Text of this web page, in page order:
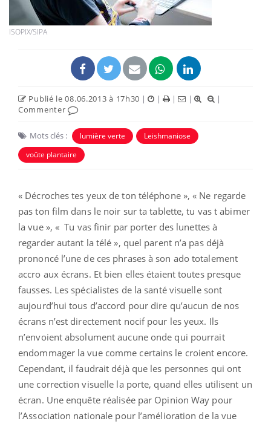
ISOPIX/SIPA
Publié le 08.06.2013 à 17h30 | | | |
|
Commenter
Mots clés : lumière verte
Leishmaniose
voûte plantaire
« Décroches tes yeux de ton téléphone », « Ne regarde
pas ton film dans le noir sur ta tablette, tu vas t abimer
la vue », « Tu vas finir par porter des lunettes à
regarder autant la télé », quel parent n’a pas déjà
prononcé l’une de ces phrases à son ado totalement
accro aux écrans. Et bien elles étaient toutes presque
fausses. Les spécialistes de la santé visuelle sont
aujourd’hui tous d’accord pour dire qu’aucun de nos
écrans n’est directement nocif pour les yeux. Ils
n’envoient absolument aucune onde qui pourrait
endommager la vue comme certains le croient encore.
Cependant, il faudrait déjà que les personnes qui ont
une correction visuelle la porte, quand elles utilisent un
écran. Une enquête réalisée par Opinion Way pour
l’Association nationale pour l’amélioration de la vue